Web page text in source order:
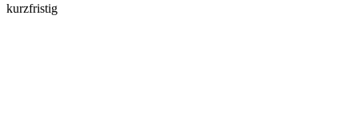
kurzfristig